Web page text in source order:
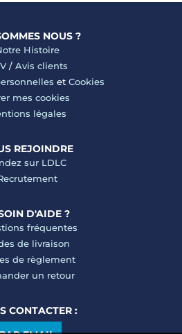
NOUS ?
Histoire
/ Avis clients
et Cookies
mes cookies
légales
REJOINDRE
sur LDLC
D'AIDE ?
fréquentes
de livraison
de règlement
un retour
CONTACTER :